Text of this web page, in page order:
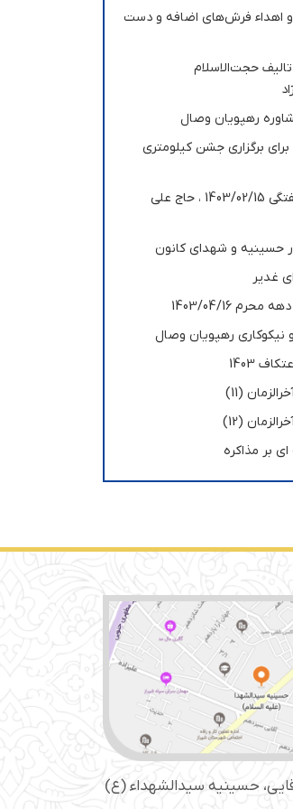
و اهداء فرش‌های اضافه و دست
حجت‌الاسلام
رهپویان وصال
برگزاری جشن کیلومتری
مداحی | جلسه هفتگی 1403/02/15 ، حاج علی
حسینیه و شهدای کانون
غدیر
1403/04/16
رهپویان وصال
1403
(11)
(12)
بر مذاکره
حسینیه سید‌الشهداء (ع)